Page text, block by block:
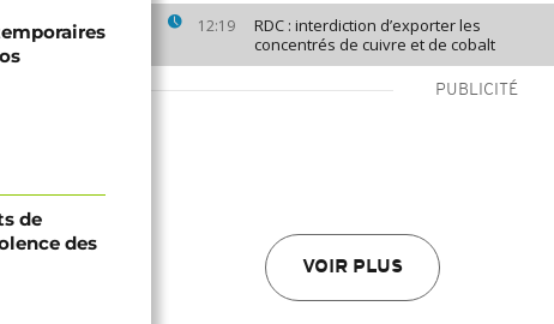
12:19
RDC : interdiction d’exporter les
concentrés de cuivre et de cobalt
PUBLICITÉ
VOIR PLUS
de
des